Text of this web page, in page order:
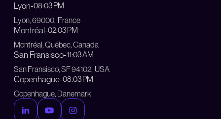
Lyon-08:03 PM
Lyon, 69000, France
Montréal-02:03 PM
Montréal, Québec, Canada
San Fransisco-11:03 AM
San Fransisco, SF 94102, USA
Copenhague-08:03 PM
Copenhague, Danemark